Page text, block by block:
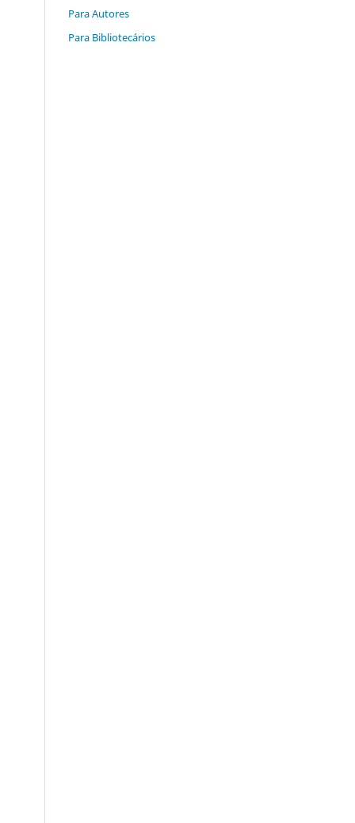
Para Autores
Para Bibliotecários